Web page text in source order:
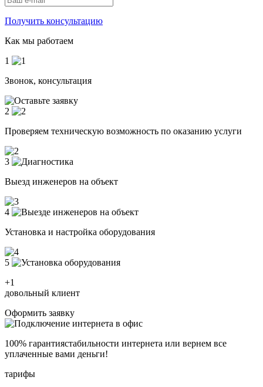
Получить консультацию
Как мы работаем
1
Звонок, консультация
2
Проверяем техническую возможность по оказанию услуги
3
Выезд инженеров на объект
4
Установка и настройка оборудования
5
+1
довольный клиент
Оформить заявку
100% гарантиястабильности интернета или вернем все
уплаченные вами деньги!
тарифы